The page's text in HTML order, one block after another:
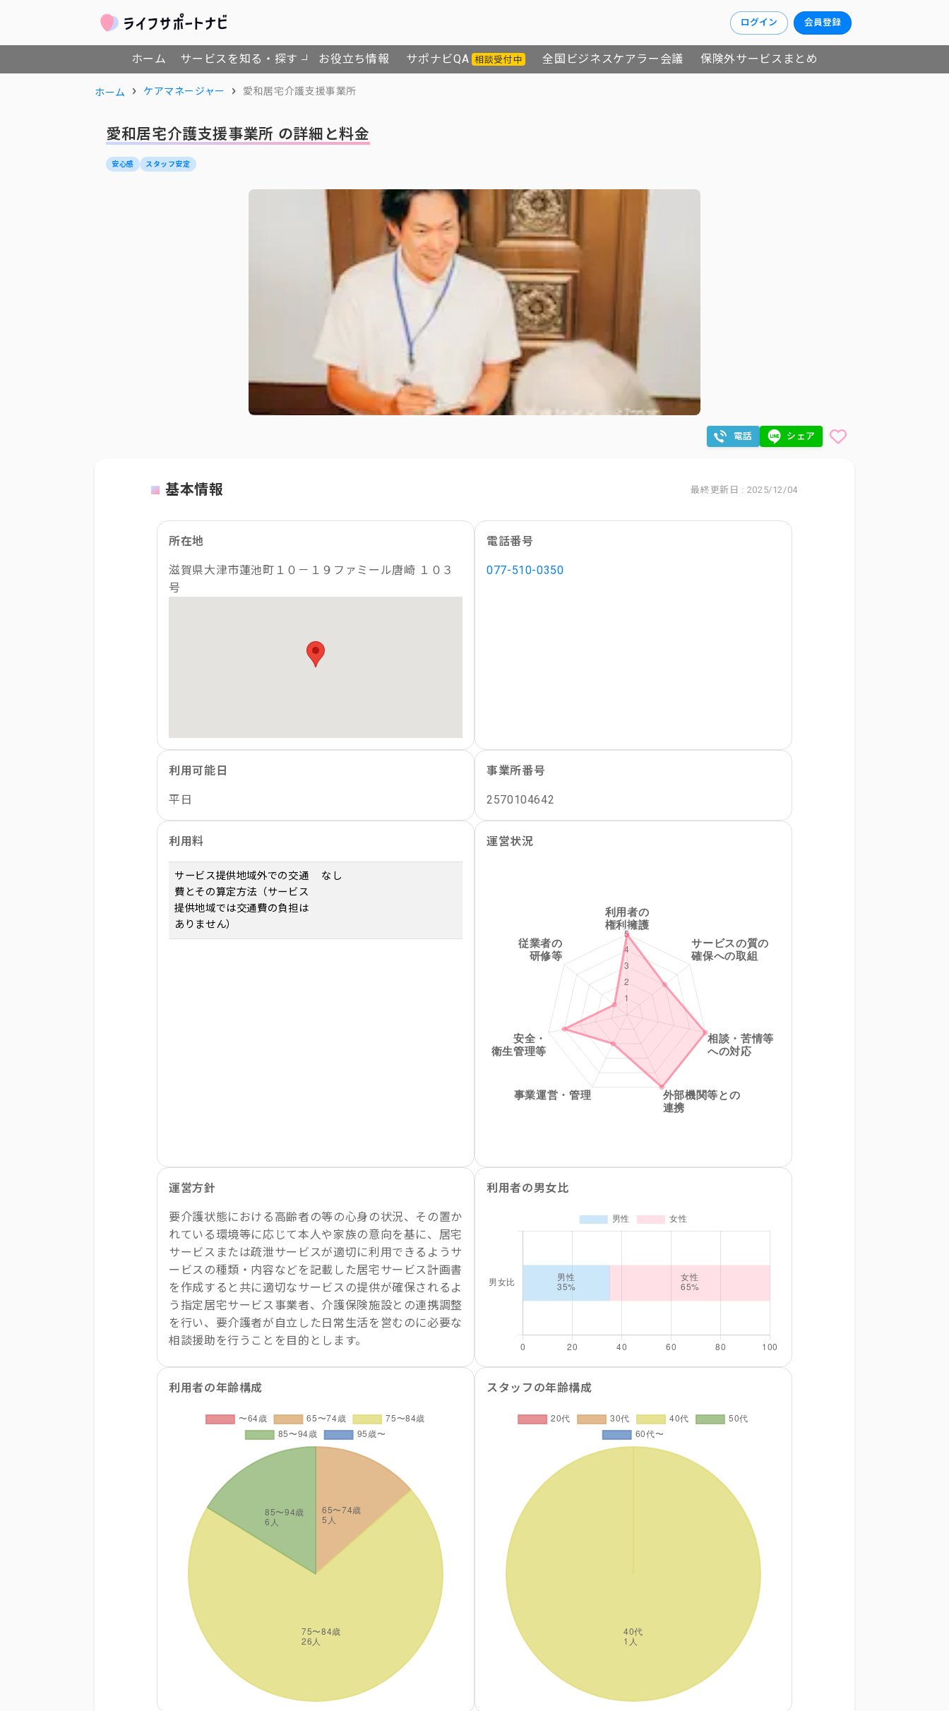
ログイン 会員登録
ホーム サービスを知る・探す お役立ち情報 サポナビQA 相談受付中 全国ビジネスケアラー会議 保険外サービスまとめ
ホーム ケアマネージャー 愛和居宅介護支援事業所
愛和居宅介護支援事業所 の詳細と料金
安心感 スタッフ安定
電話 シェア
基本情報 最終更新日 : 2025/12/04
所在地
滋賀県大津市蓮池町１０－１９ファミール唐崎 １０３
号
電話番号
077-510-0350
利用可能日
平日
事業所番号
2570104642
利用料
サービス提供地域外での交通
費とその算定方法（サービス
提供地域では交通費の負担は
ありません）
なし
運営状況
運営方針
要介護状態における高齢者の等の心身の状況、その置か
れている環境等に応じて本人や家族の意向を基に、居宅
サービスまたは疏泄サービスが適切に利用できるようサ
ービスの種類・内容などを記載した居宅サービス計画書
を作成すると共に適切なサービスの提供が確保されるよ
う指定居宅サービス事業者、介護保険施設との連携調整
を行い、要介護者が自立した日常生活を営むのに必要な
相談援助を行うことを目的とします。
利用者の男女比
利用者の年齢構成 スタッフの年齢構成